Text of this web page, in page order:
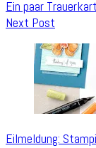
Ein paar
Next Post
Eilmeldung: